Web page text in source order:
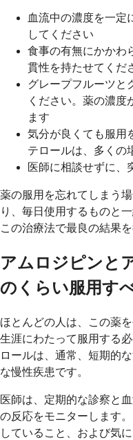
血流中の濃度を一定
してください
食事の有無にかかわ
貫性を持たせてくだ
グレープフルーツと
ください。薬の濃度
ます
気分が良くても服用
テロールは、多くの
医師に相談せずに、
薬の服用を忘れてしまう
り、毎日使用するものと
この治療法で最良の結果
アムロジピンと
のくらい服用す
ほとんどの人は、この薬
生涯にわたって服用する
ロールは、通常、短期的
な慢性疾患です。
医師は、定期的な診察と
の反応をモニターします
していること、および気